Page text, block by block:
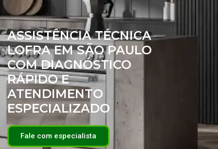
ASSISTÊNCIA TÉCNICA
LOFRA EM SÃO PAULO
COM DIAGNÓSTICO
RÁPIDO E
ATENDIMENTO
ESPECIALIZADO
Fale com especialista